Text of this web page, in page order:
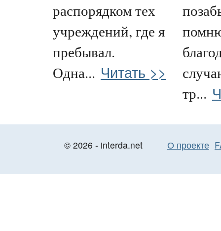
распорядком тех
учреждений, где я
пребывал.
Одна... Читать >>
тр...
© 2026 - interda.net О проекте